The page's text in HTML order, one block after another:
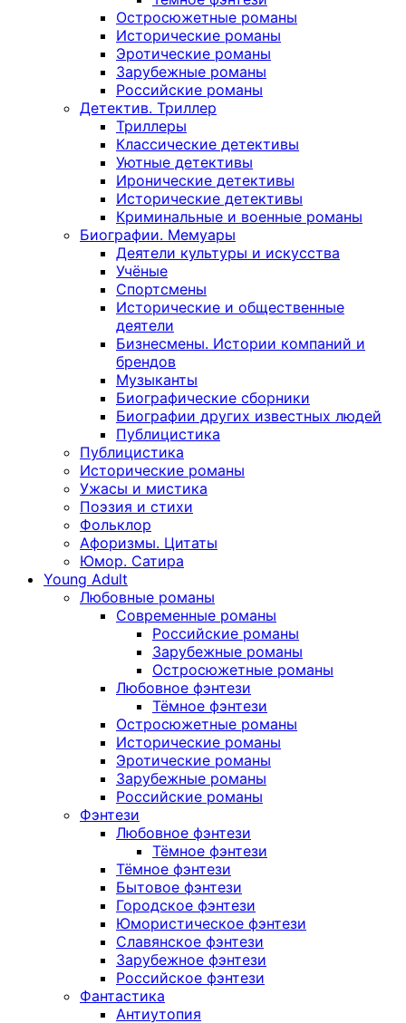
Остросюжетные романы
Исторические романы
Эротические романы
Зарубежные романы
Российские романы
Детектив. Триллер
Триллеры
Классические детективы
Уютные детективы
Иронические детективы
Исторические детективы
Криминальные и военные романы
Биографии. Мемуары
Деятели культуры и искусства
Учёные
Спортсмены
Исторические и общественные
деятели
Бизнесмены. Истории компаний и
брендов
Музыканты
Биографические сборники
Биографии других известных людей
Публицистика
Публицистика
Исторические романы
Ужасы и мистика
Поэзия и стихи
Фольклор
Афоризмы. Цитаты
Юмор. Сатира
Young Adult
Любовные романы
Современные романы
Российские романы
Зарубежные романы
Остросюжетные романы
Любовное фэнтези
Тёмное фэнтези
Остросюжетные романы
Исторические романы
Эротические романы
Зарубежные романы
Российские романы
Фэнтези
Любовное фэнтези
Тёмное фэнтези
Тёмное фэнтези
Бытовое фэнтези
Городское фэнтези
Юмористическое фэнтези
Славянское фэнтези
Зарубежное фэнтези
Российское фэнтези
Фантастика
Антиутопия